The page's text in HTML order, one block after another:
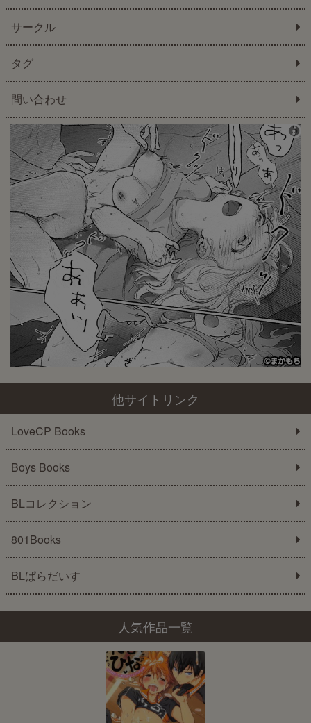
サークル
タグ
問い合わせ
他サイトリンク
LoveCP Books
Boys Books
BLコレクション
801Books
BLぱらだいす
人気作品一覧